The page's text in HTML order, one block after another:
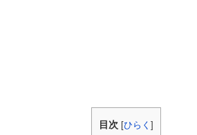
目次 [ひらく ]